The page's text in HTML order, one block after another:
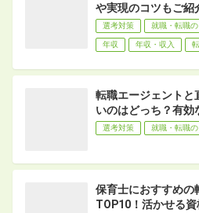
や実現のコツもご紹
選考対策 就職・転職
年収 年収・収入
転職エージェントと
いのはどっち？有効
選考対策 就職・転職
保育士におすすめの
TOP10！活かせる